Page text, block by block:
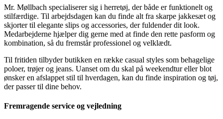
Mr. Møllbach specialiserer sig i herretøj, der både er funktionelt og
stilfærdige. Til arbejdsdagen kan du finde alt fra skarpe jakkesæt og
skjorter til elegante slips og accessories, der fuldender dit look.
Medarbejderne hjælper dig gerne med at finde den rette pasform og
kombination, så du fremstår professionel og velklædt.
Til fritiden tilbyder butikken en række casual styles som behagelige
poloer, trøjer og jeans. Uanset om du skal på weekendtur eller blot
ønsker en afslappet stil til hverdagen, kan du finde inspiration og tøj,
der passer til dine behov.
Fremragende service og vejledning